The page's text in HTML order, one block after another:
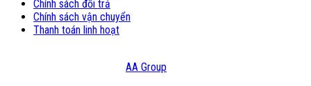
Chính sách đổi trả
Chính sách vận chuyển
Thanh toán linh hoạt
AA Group